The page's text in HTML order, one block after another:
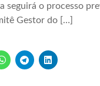
seguirá o processo
Gestor do […]